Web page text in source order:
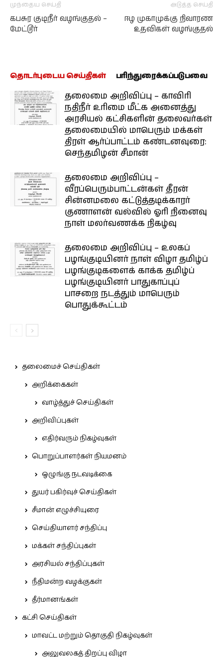
முந்தைய செய்தி
கபசுர குடிநீர் வழங்குதல் –
மேட்டூர்
அடுத்த செய்தி
ஈழ முகாமுக்கு நிவாரண
உதவிகள் வழங்குதல்
தொடர்புடைய செய்திகள் பரிந்துரைக்கப்படுபவை
தலைமை அறிவிப்பு – காவிரி
நதிநீர் உரிமை மீட்க அனைத்து
அரசியல் கட்சிகளின் தலைவர்கள்
தலைமையில் மாபெரும் மக்கள்
திரள் ஆர்ப்பாட்டம் கண்டனவுரை:
செந்தமிழன் சீமான்
தலைமை அறிவிப்பு –
வீரப்பெரும்பாட்டன்கள் தீரன்
சின்னமலை கட்டுத்தடிக்காரர்
குணாளன் வல்வில் ஓரி நினைவு
நாள் மலர்வணக்க நிகழ்வு
தலைமை அறிவிப்பு – உலகப்
பழங்குடியினர் நாள் விழா தமிழ்ப்
பழங்குடிகளைக் காக்க தமிழ்ப்
பழங்குடியினர் பாதுகாப்புப்
பாசறை நடத்தும் மாபெரும்
பொதுக்கூட்டம்
தலைமைச் செய்திகள்
அறிக்கைகள்
வாழ்த்துச் செய்திகள்
அறிவிப்புகள்
எதிர்வரும் நிகழ்வுகள்
பொறுப்பாளர்கள் நியமனம்
ஒழுங்கு நடவடிக்கை
துயர் பகிர்வுச் செய்திகள்
சீமான் எழுச்சியுரை
செய்தியாளர் சந்திப்பு
மக்கள் சந்திப்புகள்
அரசியல் சந்திப்புகள்
நீதிமன்ற வழக்குகள்
தீர்மானங்கள்
கட்சி செய்திகள்
மாவட்ட மற்றும் தொகுதி நிகழ்வுகள்
அலுவலகத் திறப்பு விழா